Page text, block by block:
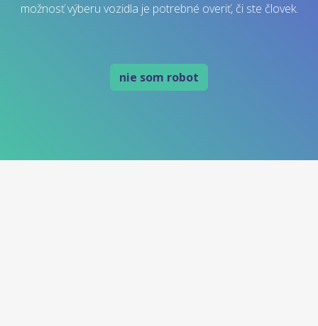
možnosť výberu vozidla je potrebné overiť, či ste človek.
nie som robot